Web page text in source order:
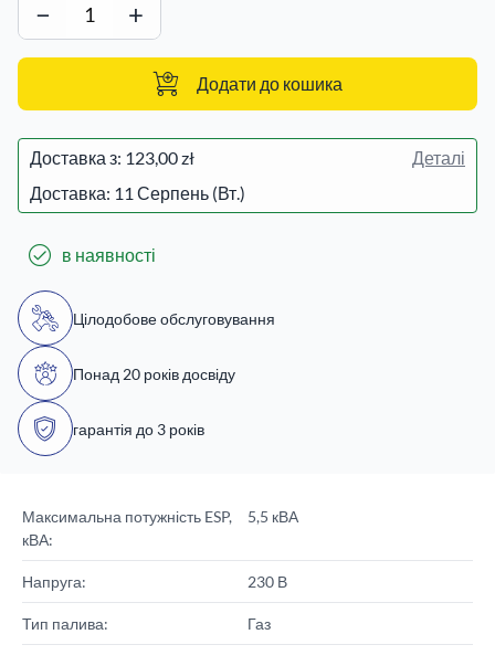
− +
Додати до кошика
Доставка з: 123,00 zł
Деталі
Доставка: 11 Серпень (Вт.)
в наявності
Цілодобове обслуговування
Понад 20 років досвіду
гарантія до 3 років
Максимальна потужність ESP,
кВА:
5,5 кВА
Напруга: 230 В
Тип палива: Газ